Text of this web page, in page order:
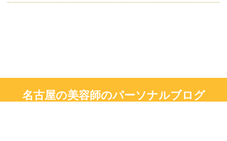
名古屋の美容師のパーソナルブログ